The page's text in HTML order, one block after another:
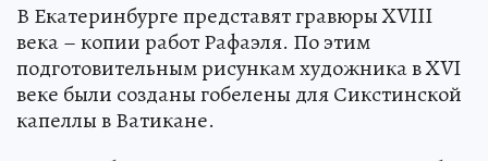
В Екатеринбурге представят гравюры XVIII
века – копии работ Рафаэля. По этим
подготовительным рисункам художника в XVI
веке были созданы гобелены для Сикстинской
капеллы в Ватикане.